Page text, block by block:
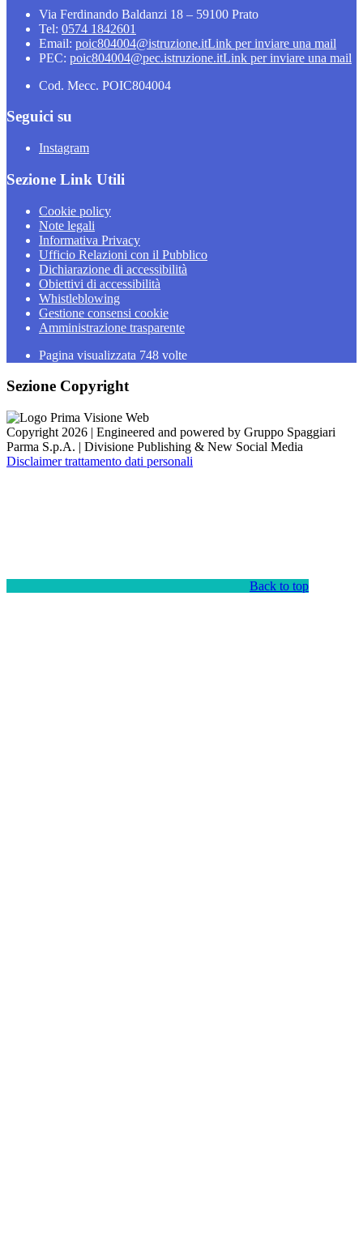
Via Ferdinando Baldanzi 18 – 59100 Prato
Tel: 0574 1842601
Email: poic804004@istruzione.itLink per inviare una mail
PEC: poic804004@pec.istruzione.itLink per inviare una mail
Cod. Mecc. POIC804004
Seguici su
Instagram
Sezione Link Utili
Cookie policy
Note legali
Informativa Privacy
Ufficio Relazioni con il Pubblico
Dichiarazione di accessibilità
Obiettivi di accessibilità
Whistleblowing
Gestione consensi cookie
Amministrazione trasparente
Pagina visualizzata 748 volte
Sezione Copyright
Copyright 2026 | Engineered and powered by Gruppo Spaggiari
Parma S.p.A. | Divisione Publishing & New Social Media
Disclaimer trattamento dati personali
Back to top